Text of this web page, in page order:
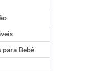
para Bebê